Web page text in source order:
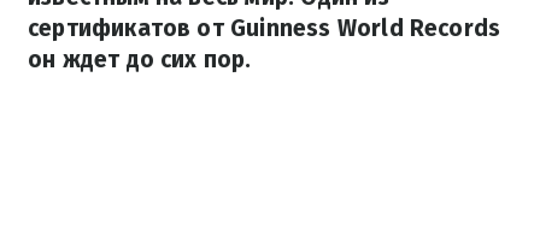
сертификатов от Guinness World Records
он ждет до сих пор.